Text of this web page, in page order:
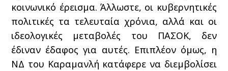
κοινωνικό έρεισμα. Άλλωστε, οι κυβερνητικές
πολιτικές τα τελευταία χρόνια, αλλά και οι
ιδεολογικές μεταβολές του ΠΑΣΟΚ, δεν
έδιναν έδαφος για αυτές. Επιπλέον όμως, η
ΝΔ του Καραμανλή κατάφερε να διεμβολίσει